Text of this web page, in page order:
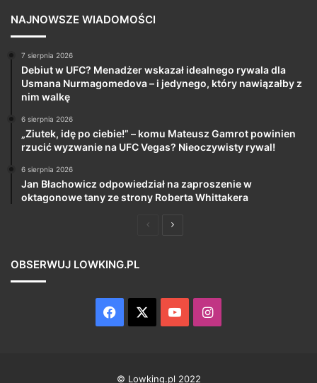
NAJNOWSZE WIADOMOŚCI
7 sierpnia 2026
Debiut w UFC? Menadżer wskazał idealnego rywala dla
Usmana Nurmagomedova – i jedynego, który nawiązałby z
nim walkę
6 sierpnia 2026
„Ziutek, idę po ciebie!” – komu Mateusz Gamrot powinien
rzucić wyzwanie na UFC Vegas? Nieoczywisty rywal!
6 sierpnia 2026
Jan Błachowicz odpowiedział na zaproszenie w
oktagonowe tany ze strony Roberta Whittakera
PoprzedniaNastępna
OBSERWUJ LOWKING.PL
Facebook YouTubeInstagram
© Lowking.pl 2022